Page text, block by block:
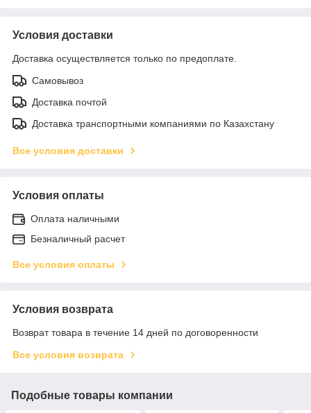
Условия доставки
Доставка осуществляется только по предоплате.
Самовывоз
Доставка почтой
Доставка транспортными компаниями по Казахстану
Все условия доставки
Условия оплаты
Оплата наличными
Безналичный расчет
Все условия оплаты
Условия возврата
Возврат товара в течение 14 дней по договоренности
Все условия возврата
Подобные товары компании